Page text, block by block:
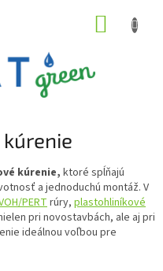
kúrenie, ktoré spĺňajú
a jednoduchú montáž. V
PERTrúry, plastohliníkové
pri novostavbách, ale aj pri
ideálnou voľbou pre